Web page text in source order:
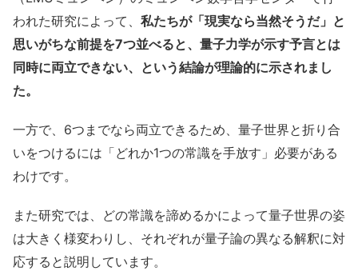
われた研究によって、 私たちが「現実なら当然そうだ」と
思いがちな前提を7つ並べると、量子力学が示す予言とは
同時に両立できない、という結論が理論的に示されまし
た。
一方で、6つまでなら両立できるため、量子世界と折り合
いをつけるには「どれか1つの常識を手放す」必要がある
わけです。
また研究では、どの常識を諦めるかによって量子世界の姿
は大きく様変わりし、それぞれが量子論の異なる解釈に対
応すると説明しています。